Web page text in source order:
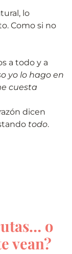
lo
Como si no
a todo y a
yo lo hago en
cuesta
dicen
todo.
o
vean?